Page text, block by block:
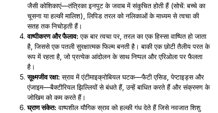
जैसी कोशिकाएं—तंत्रिका इनपुट के जवाब में संकुचित होती हैं (सोचें: बच्चे का
चूसना या हल्की मालिश), लिपिड तरल को नलिकाओं के माध्यम से त्वचा की
सतह तक निचोड़ती हैं।
वाष्पीकरण और फैलाव: एक बार त्वचा पर, तरल का एक हिस्सा वाष्पित हो जाता
है, जिससे एक पतली सुरक्षात्मक फिल्म बनती है। बाकी एक छोटी तैलीय परत के
रूप में रहता है, जो प्रत्येक आंदोलन के साथ निप्पल और एरिओला पर फैलता
है।
सूक्ष्मजीव रक्षा: स्राव में एंटीमाइक्रोबियल घटक—फैटी एसिड, पेप्टाइड्स और
एंजाइम—बैक्टीरियल झिल्लियों से बंधते हैं, उन्हें बाधित करते हैं और संक्रमण के
जोखिम को कम करते हैं।
घ्राण संकेत: वाष्पशील यौगिक स्राव को हल्की गंध देते हैं जिसे नवजात शिशु